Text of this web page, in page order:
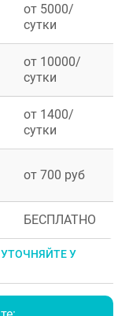
от 5000/
сутки
от 10000/
сутки
от 1400/
сутки
от 700 руб
БЕСПЛАТНО
У